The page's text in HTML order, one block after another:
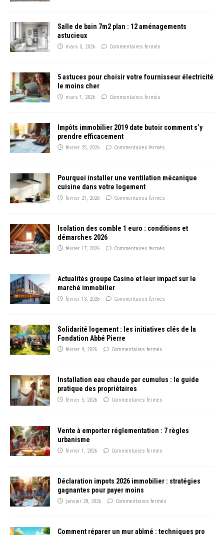
Salle de bain 7m2 plan : 12 aménagements
astucieux
mars 5, 2026 Commentaires fermés
5 astuces pour choisir votre fournisseur électricité
le moins cher
mars 1, 2026 Commentaires fermés
Impôts immobilier 2019 date butoir comment s’y
prendre efficacement
février 25, 2026 Commentaires fermés
Pourquoi installer une ventilation mécanique
cuisine dans votre logement
février 21, 2026 Commentaires fermés
Isolation des comble 1 euro : conditions et
démarches 2026
février 17, 2026 Commentaires fermés
Actualités groupe Casino et leur impact sur le
marché immobilier
février 13, 2026 Commentaires fermés
Solidarité logement : les initiatives clés de la
Fondation Abbé Pierre
février 9, 2026 Commentaires fermés
Installation eau chaude par cumulus : le guide
pratique des propriétaires
février 5, 2026 Commentaires fermés
Vente à emporter réglementation : 7 règles
urbanisme
février 1, 2026 Commentaires fermés
Déclaration impots 2026 immobilier : stratégies
gagnantes pour payer moins
janvier 28, 2026 Commentaires fermés
Comment réparer un mur abîmé : techniques pro